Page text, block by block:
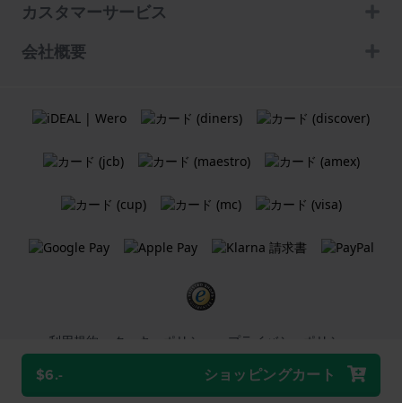
$6.- ショッピングカート
カスタマーサービス
会社概要
利用規約 クッキーポリシー プライバシーポリシー
Holland Watch Group B.V. ウェブショップ